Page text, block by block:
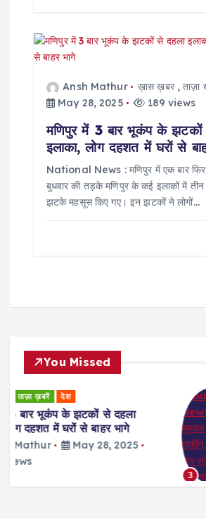
Ansh Mathur ख़ास ख़बर,ताज़ा
May 28, 2025
189 views
मणिपुर में 3 बार भूकंप के झटकों
इलाका, लोग दहशत में घरों से
National News : मणिपुर में एक बार फिर
बुधवार की तड़के मणिपुर के कई इलाकों में
झटके महसूस किए गए। इन झटकों ने लोगों…
You Missed
देश
Bareilly News: थार
मार्फीन, बरेली में चार
करोड़ की ड्रग बरामद